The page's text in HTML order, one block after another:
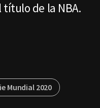
título de la NBA.
Mundial 2020